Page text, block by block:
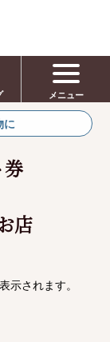
メニュー
に
店
示されます。